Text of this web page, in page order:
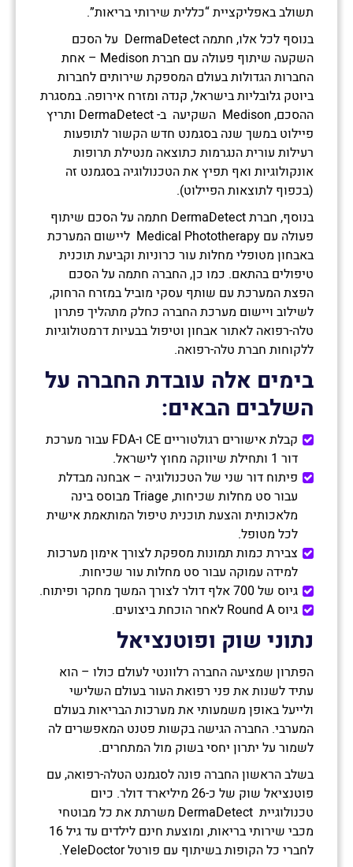
תשולב באפליקציית “כללית שירותי בריאות”.
בנוסף לכל אלו, חתמה DermaDetect על הסכם
השקעה שיתוף פעולה עם חברת Medison – אחת
החברות הגדולות בעולם המספקת שירותים לחברות
ביוטק גלובליות בישראל, קנדה ומזרח אירופה. במסגרת
ההסכם, Medison השקיעה ב- DermaDetect ותריץ
פיילוט במשך שנה בסגמנט חדש הקשור לתופעות
רעילות עורית הנגרמות כתוצאה מנטילת תרופות
אונקולוגיות ואף תפיץ את הטכנולוגיה בסגמנט זה
(בכפוף לתוצאות הפיילוט).
בנוסף, חברת DermaDetect חתמה על הסכם שיתוף
פעולה עם Medical Phototherapy ליישום המערכת
באבחון מטופלי מחלות עור כרוניות וקביעת תוכנית
טיפולים בהתאם. כמו כן, החברה חתמה על הסכם
הפצת המערכת עם שותף עסקי מוביל במזרח הרחוק,
לשילוב ויישום מערכת החברה כחלק מתהליך פתרון
טלה-רפואה לאתור אבחון וטיפול בבעיות דרמטולוגיות
ללקוחות חברת טלה-רפואה.
בימים אלה עובדת החברה על
השלבים הבאים:
קבלת אישורים רגולטוריים CE ו-FDA עבור מערכת
דור 1 ותחילת שיווקה מחוץ לישראל.
פיתוח דור שני של הטכנולוגיה – אבחנה מבדלת
עבור סט מחלות שכיחות, Triage מבוסס בינה
מלאכותית והצעת תוכנית טיפול המותאמת אישית
לכל מטופל.
צבירת כמות תמונות מספקת לצורך אימון מערכות
למידה עמוקה עבור סט מחלות עור שכיחות.
גיוס של 700 אלף דולר לצורך המשך מחקר ופיתוח.
גיוס Round A לאחר הוכחת ביצועים.
נתוני שוק ופוטנציאל
הפתרון שמציעה החברה רלוונטי לעולם כולו – הוא
עתיד לשנות את פני רפואת העור בעולם השלישי
ולייעל באופן משמעותי את מערכות הבריאות בעולם
המערבי. החברה הגישה בקשות פטנט המאפשרים לה
לשמור על יתרון יחסי בשוק מול המתחרים.
בשלב הראשון החברה פונה לסגמנט הטלה-רפואה, עם
פוטנציאל שוק של כ-26 מיליארד דולר. כיום
טכנולוגיית DermaDetect משרתת את כל מבוטחי
מכבי שירותי בריאות, ומוצעת חינם לילדים עד גיל 16
לחברי כל הקופות בשיתוף עם פורטל YeleDoctor.